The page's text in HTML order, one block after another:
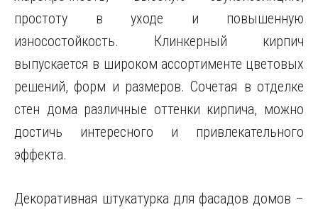
простоту в уходе и повышенную
износостойкость. Клинкерный кирпич
выпускается в широком ассортименте цветовых
решений, форм и размеров. Сочетая в отделке
стен дома различные оттенки кирпича, можно
достичь интересного и привлекательного
эффекта.
Декоративная штукатурка для фасадов домов –